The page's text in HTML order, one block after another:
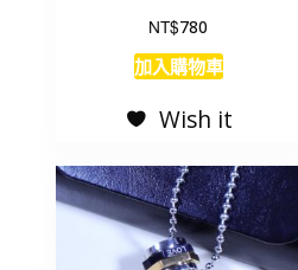
NT$780
加入購物車
Wish it